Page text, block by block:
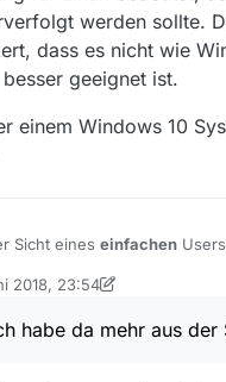
werden sollte.
dass es nicht wie
geeignet ist.
einem Windows 10
Sicht eines einfachen
Sicht eines “Power-
die Probleme anschaue,
kein Update mit “geht
oder nicht, das
2018, 23:54
styroll
habe da mehr aus